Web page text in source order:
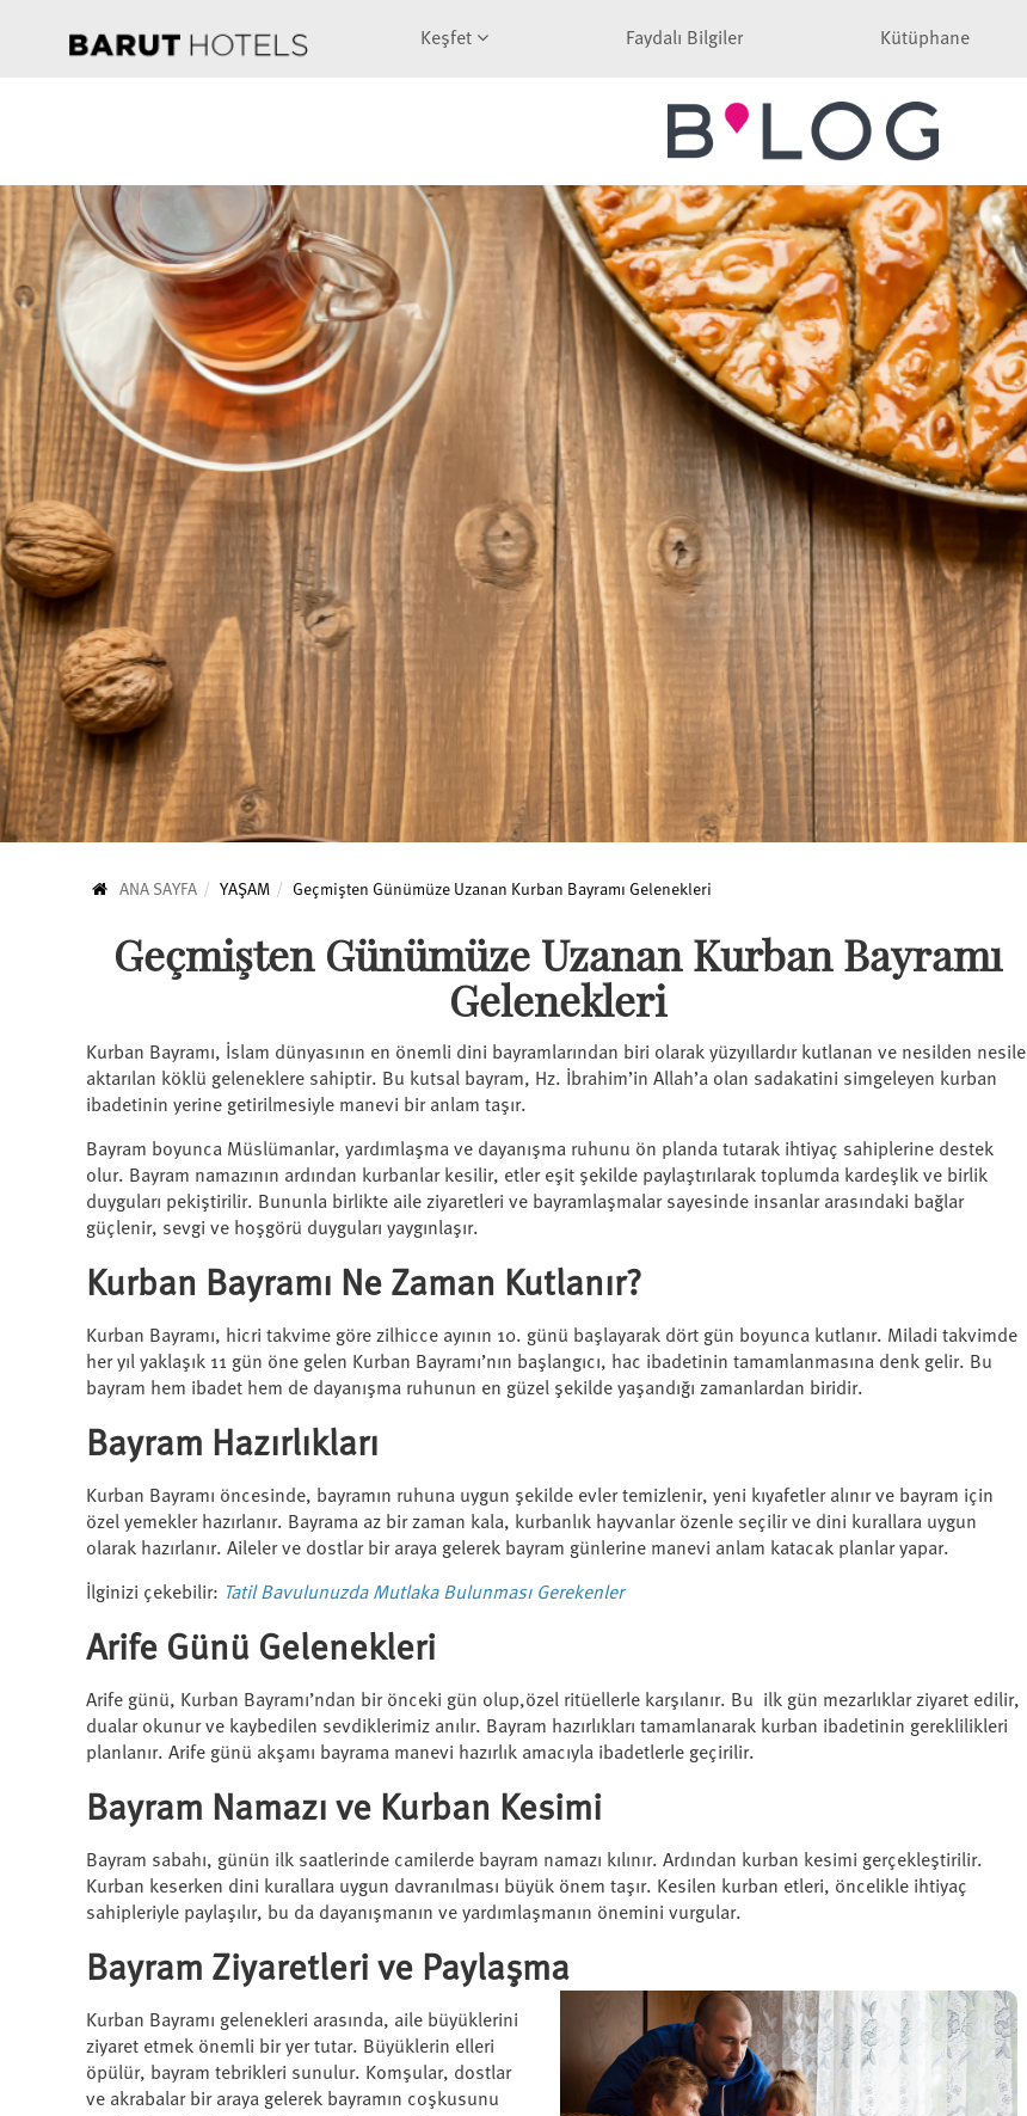
Keşfet Faydalı Bilgiler Kütüphane
ANA SAYFA YAŞAM Geçmişten Günümüze Uzanan Kurban Bayramı Gelenekleri
Geçmişten Günümüze Uzanan Kurban Bayramı
Gelenekleri
Kurban Bayramı, İslam dünyasının en önemli dini bayramlarından biri olarak yüzyıllardır kutlanan ve nesilden nesile
aktarılan köklü geleneklere sahiptir. Bu kutsal bayram, Hz. İbrahim’in Allah’a olan sadakatini simgeleyen kurban
ibadetinin yerine getirilmesiyle manevi bir anlam taşır.
Bayram boyunca Müslümanlar, yardımlaşma ve dayanışma ruhunu ön planda tutarak ihtiyaç sahiplerine destek
olur. Bayram namazının ardından kurbanlar kesilir, etler eşit şekilde paylaştırılarak toplumda kardeşlik ve birlik
duyguları pekiştirilir. Bununla birlikte aile ziyaretleri ve bayramlaşmalar sayesinde insanlar arasındaki bağlar
güçlenir, sevgi ve hoşgörü duyguları yaygınlaşır.
Kurban Bayramı Ne Zaman Kutlanır?
Kurban Bayramı, hicri takvime göre zilhicce ayının 10. günü başlayarak dört gün boyunca kutlanır. Miladi takvimde
her yıl yaklaşık 11 gün öne gelen Kurban Bayramı’nın başlangıcı, hac ibadetinin tamamlanmasına denk gelir. Bu
bayram hem ibadet hem de dayanışma ruhunun en güzel şekilde yaşandığı zamanlardan biridir.
Bayram Hazırlıkları
Kurban Bayramı öncesinde, bayramın ruhuna uygun şekilde evler temizlenir, yeni kıyafetler alınır ve bayram için
özel yemekler hazırlanır. Bayrama az bir zaman kala, kurbanlık hayvanlar özenle seçilir ve dini kurallara uygun
olarak hazırlanır. Aileler ve dostlar bir araya gelerek bayram günlerine manevi anlam katacak planlar yapar.
İlginizi çekebilir: Tatil Bavulunuzda Mutlaka Bulunması Gerekenler
Arife Günü Gelenekleri
Arife günü, Kurban Bayramı’ndan bir önceki gün olup,özel ritüellerle karşılanır. Bu ilk gün mezarlıklar ziyaret edilir,
dualar okunur ve kaybedilen sevdiklerimiz anılır. Bayram hazırlıkları tamamlanarak kurban ibadetinin gereklilikleri
planlanır. Arife günü akşamı bayrama manevi hazırlık amacıyla ibadetlerle geçirilir.
Bayram Namazı ve Kurban Kesimi
Bayram sabahı, günün ilk saatlerinde camilerde bayram namazı kılınır. Ardından kurban kesimi gerçekleştirilir.
Kurban keserken dini kurallara uygun davranılması büyük önem taşır. Kesilen kurban etleri, öncelikle ihtiyaç
sahipleriyle paylaşılır, bu da dayanışmanın ve yardımlaşmanın önemini vurgular.
Bayram Ziyaretleri ve Paylaşma
Kurban Bayramı gelenekleri arasında, aile büyüklerini
ziyaret etmek önemli bir yer tutar. Büyüklerin elleri
öpülür, bayram tebrikleri sunulur. Komşular, dostlar
ve akrabalar bir araya gelerek bayramın coşkusunu